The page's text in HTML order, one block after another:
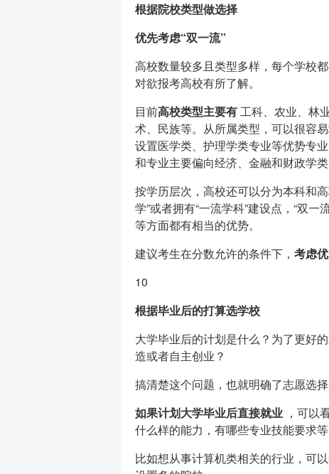
根据院校类型做选择
优先考虑“双一流”
高校数量较多且类型多样，每个学校
对欲报考高校有所了解。
目前高校类型主要有工科、农业、林
术、民族等。从所属类型，可以很容
设置医学类、护理学类专业等优势专
和专业主要偏向经济、金融和财政学
按学历层次，高校还可以分为本科和
学”或者拥有“一流学科”建设点，“双
等方面都有相当的优势。
建议考生在分数允许的条件下， 考虑
10
根据毕业后的打算选学校
大学毕业后的计划是什么？为了更好
造或者自主创业？
搞清楚这个问题，也就明确了志愿选择
如果计划大学毕业后直接就业，可以
什么样的能力，有哪些专业技能要求
比如想从事计算机类相关的行业，可